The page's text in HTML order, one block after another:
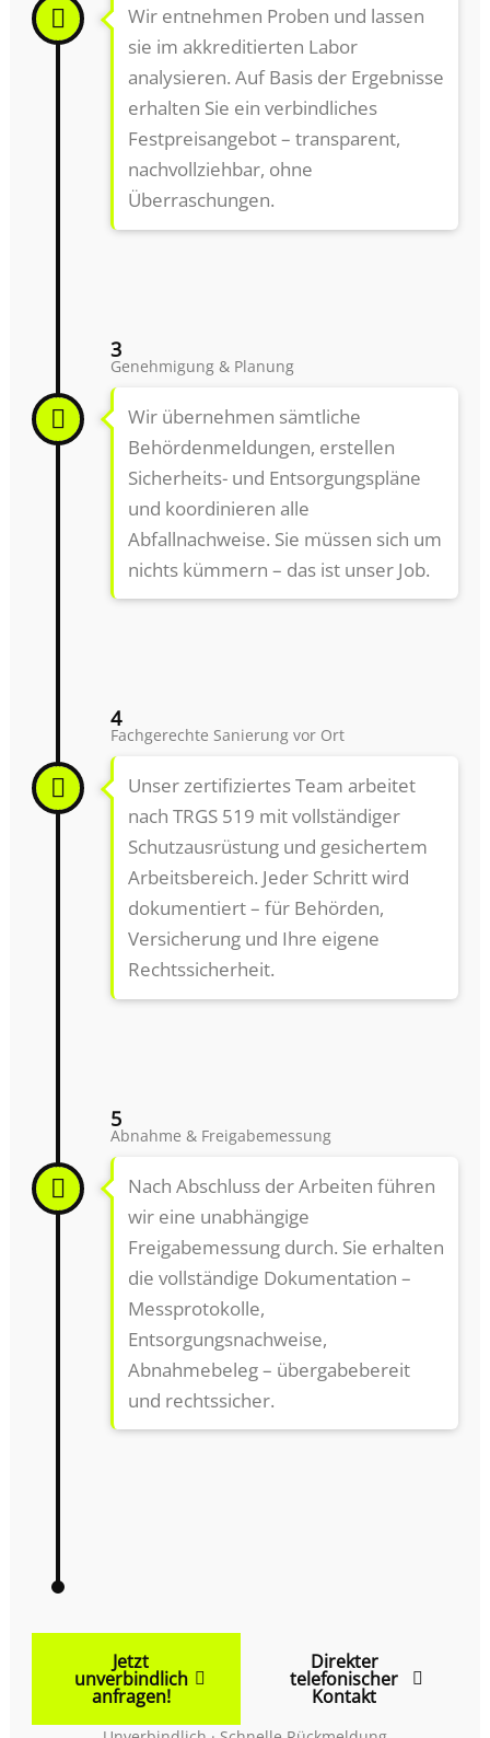
Wir entnehmen Proben und lassen
sie im akkreditierten Labor
analysieren. Auf Basis der Ergebnisse
erhalten Sie ein verbindliches
Festpreisangebot – transparent,
nachvollziehbar, ohne
Überraschungen.
3
Genehmigung & Planung
Wir übernehmen sämtliche
Behördenmeldungen, erstellen
Sicherheits- und Entsorgungspläne
und koordinieren alle
Abfallnachweise. Sie müssen sich um
nichts kümmern – das ist unser Job.
4
Fachgerechte Sanierung vor Ort
Unser zertifiziertes Team arbeitet
nach TRGS 519 mit vollständiger
Schutzausrüstung und gesichertem
Arbeitsbereich. Jeder Schritt wird
dokumentiert – für Behörden,
Versicherung und Ihre eigene
Rechtssicherheit.
5
Abnahme & Freigabemessung
Nach Abschluss der Arbeiten führen
wir eine unabhängige
Freigabemessung durch. Sie erhalten
die vollständige Dokumentation –
Messprotokolle,
Entsorgungsnachweise,
Abnahmebeleg – übergabebereit
und rechtssicher.
Jetzt
unverbindlich
anfragen!
Direkter
telefonischer
Kontakt